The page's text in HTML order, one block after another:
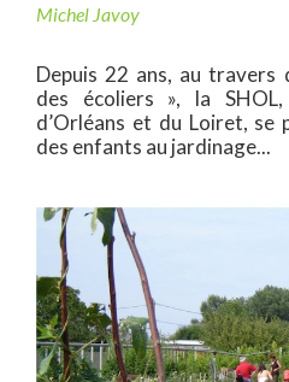
Michel Javoy
Depuis 22 ans, au travers
des écoliers », la
d’Orléans et du Loiret, se
des enfants au jardinage...